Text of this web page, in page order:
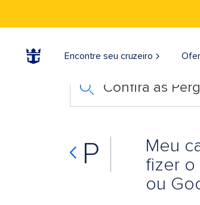
Encontre seu cruzeiro
Confira as
P
Meu
fizer o
ou